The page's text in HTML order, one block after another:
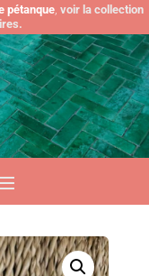
pétanque, voir la collection